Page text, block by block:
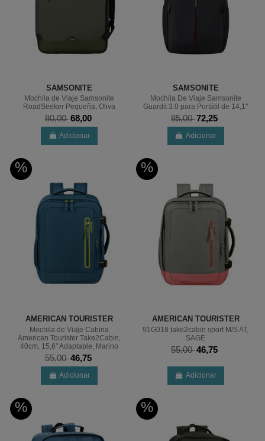
SAMSONITE
Mochila de Viaje Samsonite
RoadSeeker Pequeña, Oliva
80,00 68,00
Adicionar
SAMSONITE
Mochila De Viaje Samsonite
Guardit 3.0 para Portátil de 14,1''
85,00 72,25
Adicionar
%
AMERICAN TOURISTER
Mochila de Viaje Cabina
American Tourister Take2Cabin,
40cm, 15,6" Adaptable, Marino
55,00 46,75
Adicionar
%
AMERICAN TOURISTER
91G018 take2cabin sport M/S AT,
SAGE
55,00 46,75
Adicionar
% %